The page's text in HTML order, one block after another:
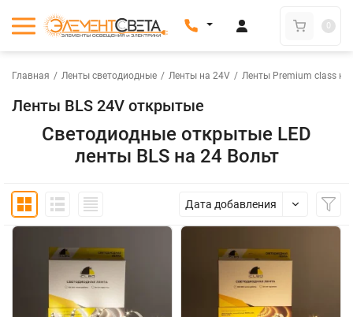
0
Главная / Ленты светодиодные / Ленты на 24V / Ленты Premium class на
Ленты BLS 24V открытые
Светодиодные открытые LED
ленты BLS на 24 Вольт
Дата добавления